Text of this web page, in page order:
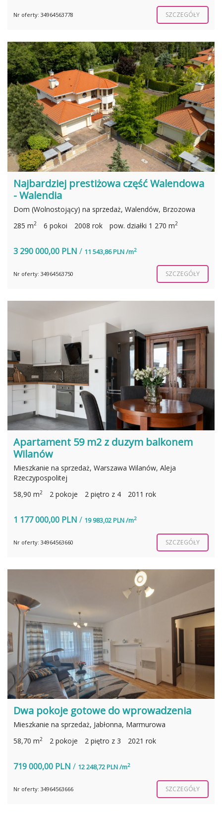
Nr oferty: 34964563778 SZCZEGÓŁY
Najbardziej prestiżowa część Walendowa
- Walendia
Dom (Wolnostojący) na sprzedaż, Walendów, Brzozowa
285 m2 6 pokoi 2008 rok pow. działki 1 270 m2
3 290 000,00 PLN / 11 543,86 PLN /m2
Nr oferty: 34964563750 SZCZEGÓŁY
Apartament 59 m2 z duzym balkonem
Wilanów
Mieszkanie na sprzedaż, Warszawa Wilanów, Aleja
Rzeczypospolitej
58,90 m2 2 pokoje 2 piętro z 4 2011 rok
1 177 000,00 PLN / 19 983,02 PLN /m2
Nr oferty: 34964563660 SZCZEGÓŁY
Dwa pokoje gotowe do wprowadzenia
Mieszkanie na sprzedaż, Jabłonna, Marmurowa
58,70 m2 2 pokoje 2 piętro z 3 2021 rok
719 000,00 PLN / 12 248,72 PLN /m2
Nr oferty: 34964563666 SZCZEGÓŁY